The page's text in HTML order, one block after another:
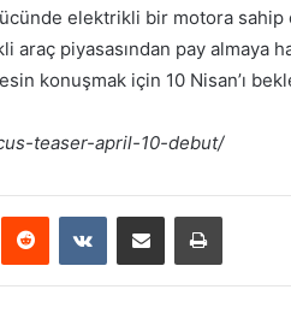
elektrikli bir motora sahip
piyasasından pay almaya
konuşmak için 10 Nisan’ı
teaser-april-10-debut/